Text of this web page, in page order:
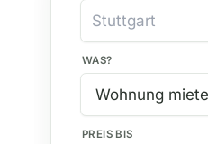
WAS?
PREIS BIS